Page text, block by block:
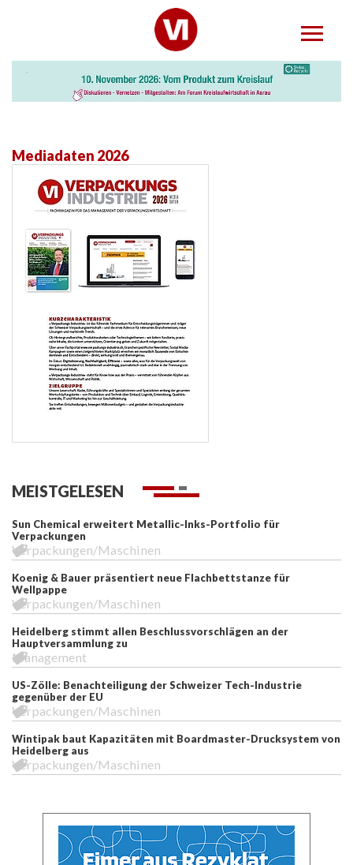
Mediadaten 2026
MEISTGELESEN
Sun Chemical erweitert Metallic-Inks-Portfolio für
Verpackungen
Verpackungen/Maschinen
Koenig & Bauer präsentiert neue Flachbettstanze für
Wellpappe
Verpackungen/Maschinen
Heidelberg stimmt allen Beschlussvorschlägen an der
Hauptversammlung zu
Management
US-Zölle: Benachteiligung der Schweizer Tech-Industrie
gegenüber der EU
Verpackungen/Maschinen
Wintipak baut Kapazitäten mit Boardmaster-Drucksystem von
Heidelberg aus
Verpackungen/Maschinen